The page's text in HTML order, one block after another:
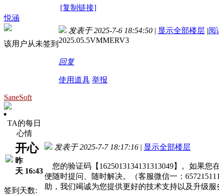
[复制链接]
悦涵
该用户从未签到
发表于 2025-7-6 18:54:50 | 显示全部楼层 |阅
2025.05.5VMMERV3
回复
使用道具 举报
SaneSoft
TA的每日
心情
开心
昨
天 16:43
签到天数:
发表于 2025-7-7 18:17:16 | 显示全部楼层
您的验证码【1625013134131313049】。如果
便随时提问、随时解决。（客服微信一：
助，我们竭诚为您提供更好的技术支持以及升级服